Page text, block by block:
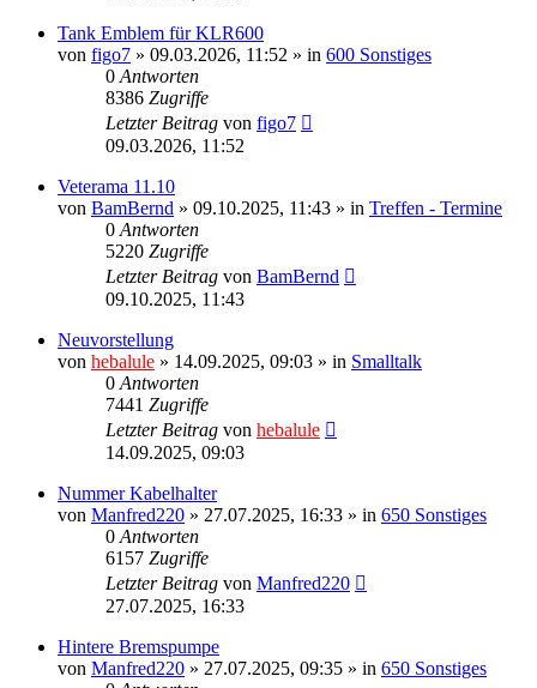
Tank Emblem für KLR600
von figo7 » 09.03.2026, 11:52 » in 600 Sonstiges
0 Antworten
8386 Zugriffe
Letzter Beitrag von figo7
09.03.2026, 11:52
Veterama 11.10
von BamBernd » 09.10.2025, 11:43 » in Treffen - Termine
0 Antworten
5220 Zugriffe
Letzter Beitrag von BamBernd
09.10.2025, 11:43
Neuvorstellung
von hebalule » 14.09.2025, 09:03 » in Smalltalk
0 Antworten
7441 Zugriffe
Letzter Beitrag von hebalule
14.09.2025, 09:03
Nummer Kabelhalter
von Manfred220 » 27.07.2025, 16:33 » in 650 Sonstiges
0 Antworten
6157 Zugriffe
Letzter Beitrag von Manfred220
27.07.2025, 16:33
Hintere Bremspumpe
von Manfred220 » 27.07.2025, 09:35 » in 650 Sonstiges